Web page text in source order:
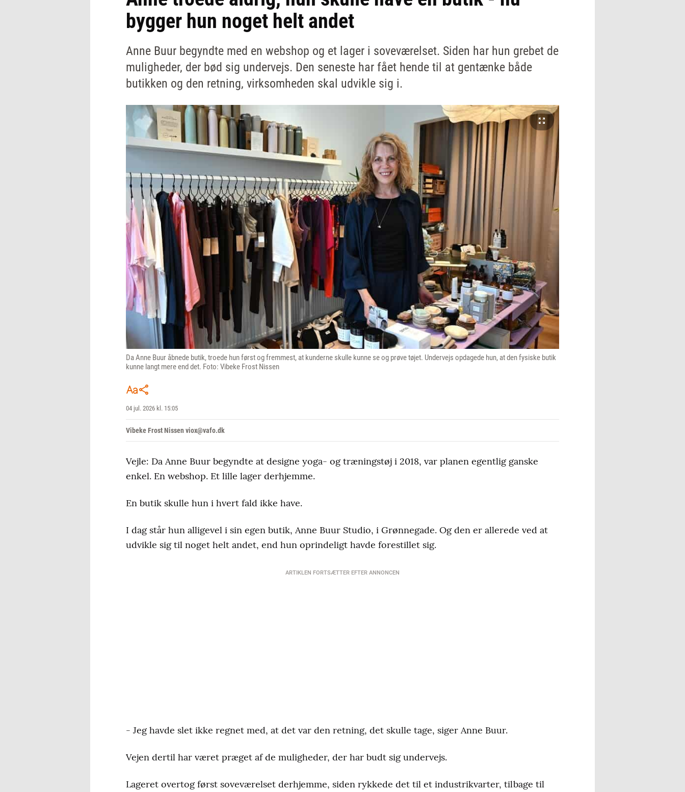
bygger hun noget helt andet
Anne Buur begyndte med en webshop og et lager i soveværelset. Siden har hun grebet de
muligheder, der bød sig undervejs. Den seneste har fået hende til at gentænke både
butikken og den retning, virksomheden skal udvikle sig i.
Da Anne Buur åbnede butik, troede hun først og fremmest, at kunderne skulle kunne se og prøve tøjet. Undervejs opdagede hun, at den fysiske butik
kunne langt mere end det. Foto: Vibeke Frost Nissen
04 jul. 2026 kl. 15:05
Vibeke Frost Nissen viox@vafo.dk
Vejle: Da Anne Buur begyndte at designe yoga- og træningstøj i 2018, var planen egentlig ganske
enkel. En webshop. Et lille lager derhjemme.
En butik skulle hun i hvert fald ikke have.
I dag står hun alligevel i sin egen butik, Anne Buur Studio, i Grønnegade. Og den er allerede ved at
udvikle sig til noget helt andet, end hun oprindeligt havde forestillet sig.
ARTIKLEN FORTSÆTTER EFTER ANNONCEN
- Jeg havde slet ikke regnet med, at det var den retning, det skulle tage, siger Anne Buur.
Vejen dertil har været præget af de muligheder, der har budt sig undervejs.
Lageret overtog først soveværelset derhjemme, siden rykkede det til et industrikvarter, tilbage til